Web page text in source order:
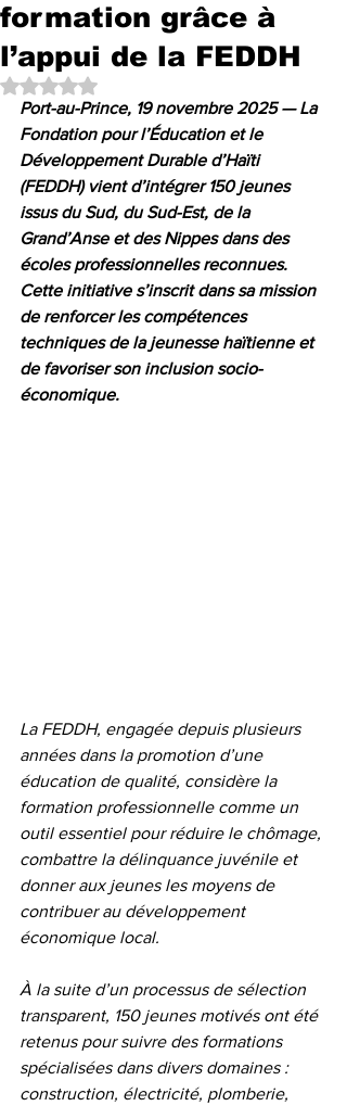
formation grâce à
l’appui de la FEDDH
Noté NaN étoiles sur 5.
Port-au-Prince, 19 novembre 2025 — La
Fondation pour l’Éducation et le
Développement Durable d’Haïti
(FEDDH) vient d’intégrer 150 jeunes
issus du Sud, du Sud-Est, de la
Grand’Anse et des Nippes dans des
écoles professionnelles reconnues.
Cette initiative s’inscrit dans sa mission
de renforcer les compétences
techniques de la jeunesse haïtienne et
de favoriser son inclusion socio-
économique.
La FEDDH, engagée depuis plusieurs
années dans la promotion d’une
éducation de qualité, considère la
formation professionnelle comme un
outil essentiel pour réduire le chômage,
combattre la délinquance juvénile et
donner aux jeunes les moyens de
contribuer au développement
économique local.
À la suite d’un processus de sélection
transparent, 150 jeunes motivés ont été
retenus pour suivre des formations
spécialisées dans divers domaines :
construction, électricité, plomberie,